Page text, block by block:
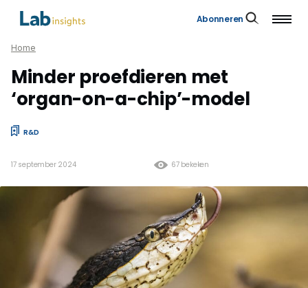
Abonneren
Home
Minder proefdieren met
‘organ-on-a-chip’-model
R&D
67 bekeken
17 september 2024